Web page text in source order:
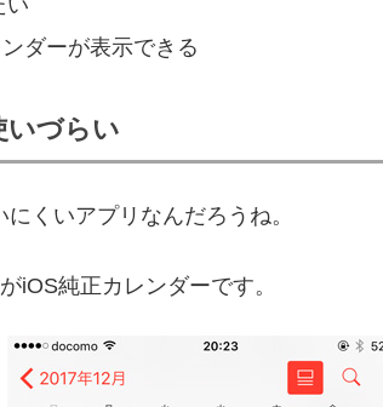
ダーが表示できる
いづらい
くいアプリなんだろうね。
iOS純正カレンダーです。